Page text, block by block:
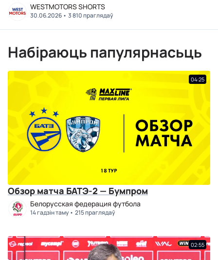
WESTMOTORS SHORTS
30.06.2026 3 810 праглядаў
Набіраюць папулярнасьць
04:25
Обзор матча БАТЭ-2 — Бумпром
Белорусская федерация футбола
14 гадзін таму 215 праглядаў
02:55